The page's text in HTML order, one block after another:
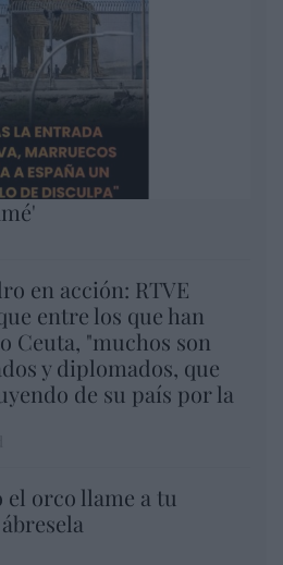
en acción: RTVE
entre los que han
Ceuta, "muchos son
y diplomados, que
de su país por la
el orco llame a tu